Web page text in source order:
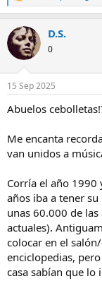
e
c
c
i
e
:
D.S.
0
15 Sep 2025
Abuelos
Me encanta
van unidos a
Corría el año 1990
años iba a tener
unas 60.000 de
actuales).
colocar en el
enciclopedias,
casa sabían que lo